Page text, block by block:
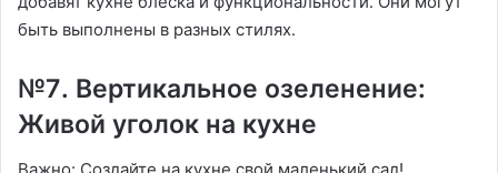
быть выполнены в разных стилях․
№7․ Вертикальное озеленение:
Живой уголок на кухне